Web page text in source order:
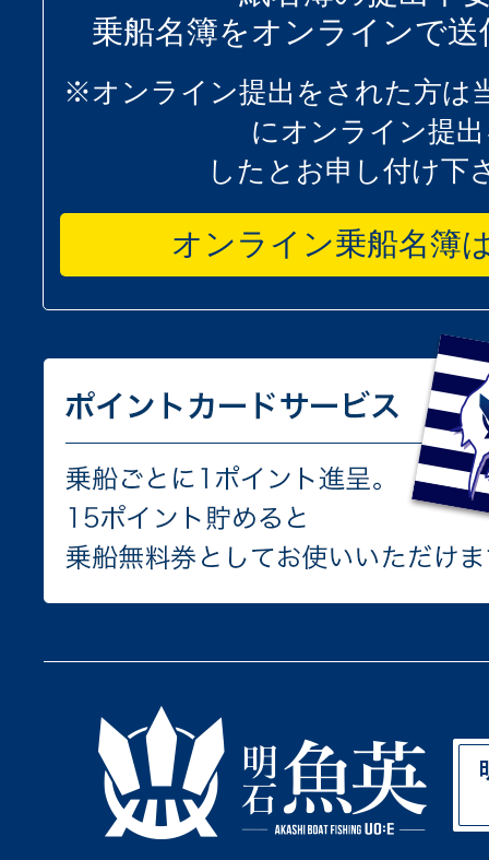
乗船名簿をオンラインで
※オンライン提出をされた方は
にオンライン提
したとお申し付け下
オンライン乗船名簿